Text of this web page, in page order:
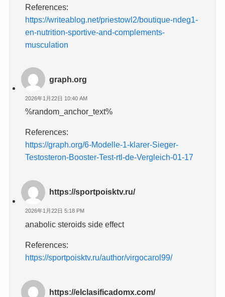
References:
https://writeablog.net/priestowl2/boutique-ndeg1-
en-nutrition-sportive-and-complements-
musculation
graph.org
2026年1月22日 10:40 AM
%random_anchor_text%
References:
https://graph.org/6-Modelle-1-klarer-Sieger-
Testosteron-Booster-Test-rtl-de-Vergleich-01-17
https://sportpoisktv.ru/
2026年1月22日 5:18 PM
anabolic steroids side effect
References:
https://sportpoisktv.ru/author/virgocarol99/
https://elclasificadomx.com/